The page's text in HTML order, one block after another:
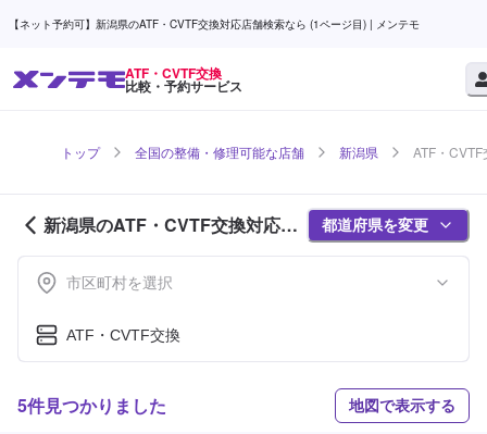
【ネット予約可】新潟県のATF・CVTF交換対応店舗検索なら (1ページ目) | メンテモ
ATF・CVTF交換
比較・予約サービス
トップ 全国の整備・修理可能な店舗 新潟県 ATF・
新潟県のATF・CVTF交換対応店
舗紹介 (1ページ目)
都道府県を変更
市区町村を選択
ATF・CVTF交換
5件見つかりました 地図で表示する